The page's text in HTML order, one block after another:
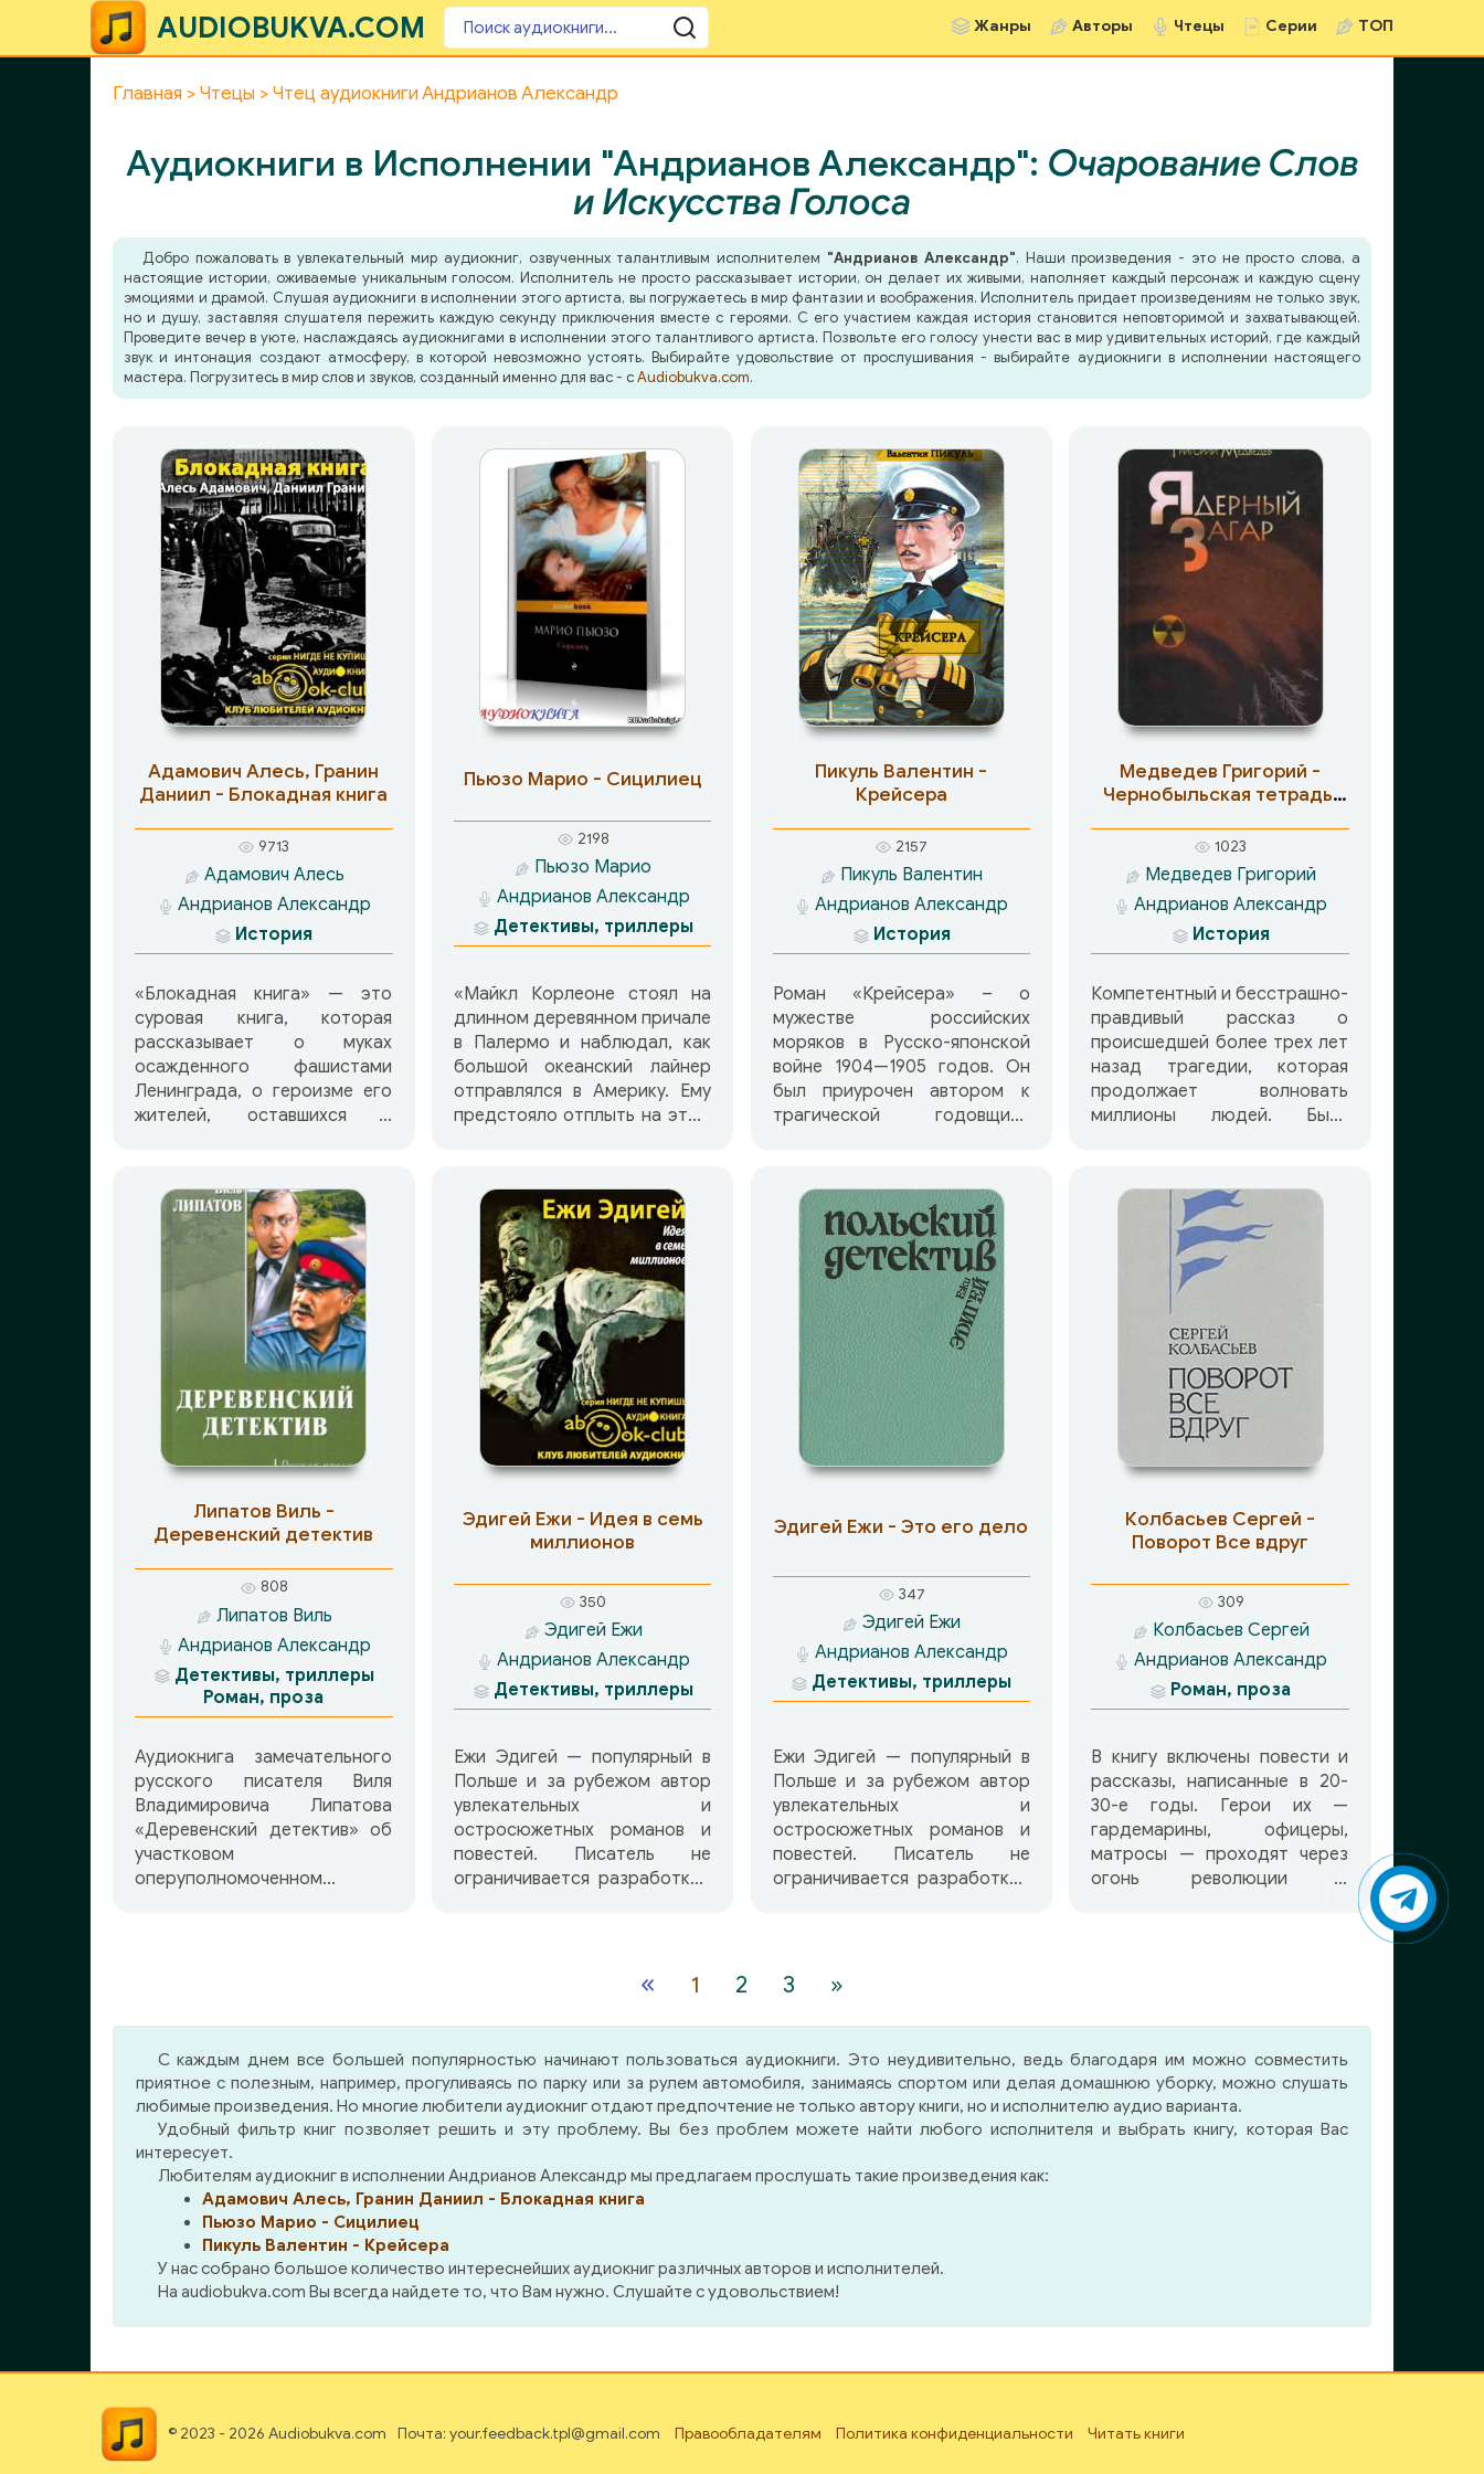
AUDIOBUKVA.COM Жанры Авторы Чтецы Серии ТОП
Главная Чтецы Чтец аудиокниги Андрианов Александр
Аудиокниги в Исполнении "Андрианов Александр": Очарование Слов
и Искусства Голоса
Добро пожаловать в увлекательный мир аудиокниг, озвученных талантливым исполнителем "Андрианов Александр". Наши произведения - это не просто слова, а
настоящие истории, оживаемые уникальным голосом. Исполнитель не просто рассказывает истории, он делает их живыми, наполняет каждый персонаж и каждую сцену
эмоциями и драмой. Слушая аудиокниги в исполнении этого артиста, вы погружаетесь в мир фантазии и воображения. Исполнитель придает произведениям не только звук,
но и душу, заставляя слушателя пережить каждую секунду приключения вместе с героями. С его участием каждая история становится неповторимой и захватывающей.
Проведите вечер в уюте, наслаждаясь аудиокнигами в исполнении этого талантливого артиста. Позвольте его голосу унести вас в мир удивительных историй, где каждый
звук и интонация создают атмосферу, в которой невозможно устоять. Выбирайте удовольствие от прослушивания - выбирайте аудиокниги в исполнении настоящего
мастера. Погрузитесь в мир слов и звуков, созданный именно для вас - сAudiobukva.com.
Адамович Алесь, Гранин
Даниил - Блокадная книга
9713
Адамович Алесь
Андрианов Александр
История
«Блокадная книга» — это
суровая книга, которая
рассказывает о муках
осажденного фашистами
Ленинграда, о героизме его
жителей, оставшихся в
людьми, преданными Родине.
Это книга о страданиях и
мужестве, о любви и
ненависти, о смерти и
бессмертии. Работая над
книгой, известные писатели
А.Адамович и Д.Гранин
использовали дневники и
рассказы ленинградцев-
блокадников.
Пьюзо Марио - Сицилиец
2198
Пьюзо Марио
Андрианов Александр
Детективы, триллеры
«Майкл Корлеоне стоял на
длинном деревянном причале
в Палермо и наблюдал, как
большой океанский лайнер
отправлялся в Америку. Ему
предстояло отплыть на этом
инструкции.» Так начинается
роман знаменитого
американского писателя
Марио Пьюзо «Сицилиец»,
который принято считать
продолжением «Крестного
отца» — ведь в нем
рассказывается о судьбе,
младшего сына дона
Корлеоне — Майкла. Эта
книга о дружбе и вражде,
любви и ненависти,
сицилийском законе омерты
проблемах, которые всегда
привлекали внимание Марио
человеческой психологии, а в
особенности — психологии
людей, преступивших закон.
Пикуль Валентин -
Крейсера
2157
Пикуль Валентин
Андрианов Александр
История
Роман «Крейсера» – о
мужестве российских
моряков в Русско-японской
войне 1904—1905 годов. Он
был приурочен автором к
трагической годовщине
был удостоен
Государственной премии
РСФСР имени М. Горького.
Медведев Григорий -
Чернобыльская тетрадь.
1023
Медведев Григорий
Андрианов Александр
История
Компетентный и бесстрашно-
правдивый рассказ о
происшедшей более трех лет
назад трагедии, которая
продолжает волновать
миллионы людей. Быть
из первых рук. свободное от
умолчаний и ведомственной
«дипломатии». Автор —
специалист-атомщик,
работавший одно время на
Чернобыльской АЭС и
хорошо ее знающий, лично
знакомый со всеми
основными участниками
событий. По служебному
положению он присутствовал
на многих ответственных
совещаниях по атомному
аварии Медведев был
командирован в Чернобыль и
узнать по свежим следам,
увидеть своими глазами.
Липатов Виль -
Деревенский детектив
808
Липатов Виль
Андрианов Александр
Детективы, триллеры
Роман, проза
Аудиокнига замечательного
русского писателя Виля
Владимировича Липатова
«Деревенский детектив» об
участковом
оперуполномоченном
Анискина, воссозданный на
киноэкране блестящим
актером Михаилом Жаровым
в одноименном фильме,
помнит и любит не одно
поколение россиян.
СодержаниеГенка Пальцев,
сын Дмитрия Пальцева Луна
над Обью Лосиная кость
Панка Волошина Деревенский
детектив Развод по
нарымски Кто уезжает, а кто
Эдигей Ежи - Идея в семь
миллионов
350
Эдигей Ежи
Андрианов Александр
Детективы, триллеры
Ежи Эдигей — популярный в
Польше и за рубежом автор
увлекательных и
остросюжетных романов и
повестей. Писатель не
ограничивается разработкой
ненавязчиво писатель
проводит мысль, что любое
преступление будет
безнаказанно, подчеркивает
отвагу и мужество
сотрудников народной
милиции, самоотверженно
защищающих
социалистическую
Эдигей Ежи - Это его дело
347
Эдигей Ежи
Андрианов Александр
Детективы, триллеры
Ежи Эдигей — популярный в
Польше и за рубежом автор
увлекательных и
остросюжетных романов и
повестей. Писатель не
ограничивается разработкой
ненавязчиво писатель
проводит мысль, что любое
преступление будет
раскрыто, не может пройти
безнаказанно, подчеркивает
отвагу и мужество
сотрудников народной
защищающих
Колбасьев Сергей -
Поворот Все вдруг
309
Колбасьев Сергей
Андрианов Александр
Роман, проза
В книгу включены повести и
рассказы, написанные в 20-
30-е годы. Герои их —
гардемарины, офицеры,
матросы — проходят через
огонь революции и
рассказах возникают образы
Плетнева, и связанные ими
отдельные произведения
воспринимаются как единое
повествование.
« 1 2 3 »
С каждым днем все большей популярностью начинают пользоваться аудиокниги. Это неудивительно, ведь благодаря им можно совместить
приятное с полезным, например, прогуливаясь по парку или за рулем автомобиля, занимаясь спортом или делая домашнюю уборку, можно слушать
любимые произведения. Но многие любители аудиокниг отдают предпочтение не только автору книги, но и исполнителю аудио варианта.
Удобный фильтр книг позволяет решить и эту проблему. Вы без проблем можете найти любого исполнителя и выбрать книгу, которая Вас
интересует.
Любителям аудиокниг в исполнении Андрианов Александр мы предлагаем прослушать такие произведения как:
Адамович Алесь, Гранин Даниил - Блокадная книга
Пьюзо Марио - Сицилиец
Пикуль Валентин - Крейсера
У нас собрано большое количество интереснейших аудиокниг различных авторов и исполнителей.
На audiobukva.com Вы всегда найдете то, что Вам нужно. Слушайте с удовольствием!
© 2023 - 2026 Audiobukva.com Почта: your.feedback.tpl@gmail.com Правообладателям Политика конфиденциальности Читать книги